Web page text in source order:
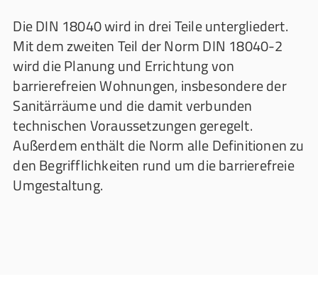
Die DIN 18040 wird in drei Teile untergliedert.
Mit dem zweiten Teil der Norm DIN 18040-2
wird die Planung und Errichtung von
barrierefreien Wohnungen, insbesondere der
Sanitärräume und die damit verbunden
technischen Voraussetzungen geregelt.
Außerdem enthält die Norm alle Definitionen zu
den Begrifflichkeiten rund um die barrierefreie
Umgestaltung.